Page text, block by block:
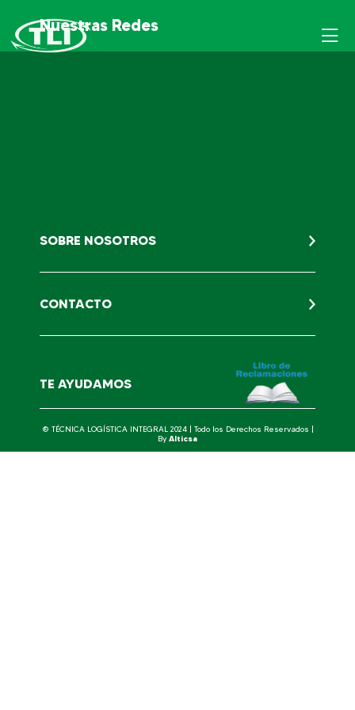
Nuestras Redes
SOBRE NOSOTROS
CONTACTO
TE AYUDAMOS
® TÉCNICA LOGÍSTICA INTEGRAL 2024 | Todo los Derechos Reservados |
By Alticsa